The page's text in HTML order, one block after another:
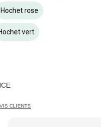
Hochet rose
vert
CLIENTS